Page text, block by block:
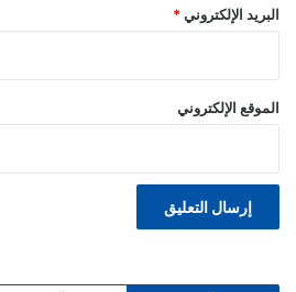
البريد الإلكتروني *
الموقع الإلكتروني